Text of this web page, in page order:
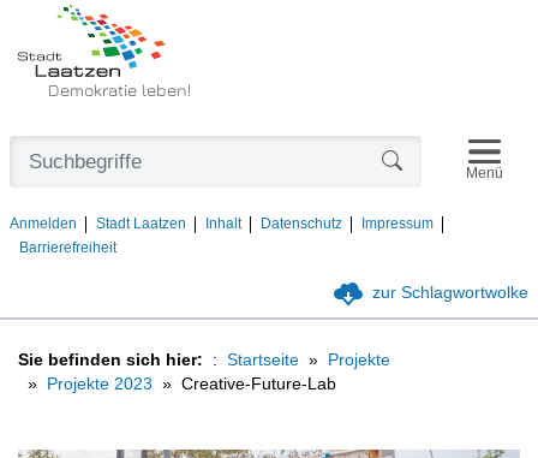
Demokratie leben!
Anmelden Stadt Laatzen Inhalt Datenschutz
Impressum
Barrierefreiheit
Menü
zur Schlagwortwolke
Sie befinden sich hier: Startseite
Projekte
Projekte 2023
Creative-Future-Lab